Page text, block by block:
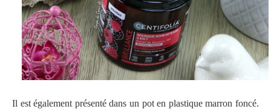
Il est également présenté dans un pot en plastique marron foncé.